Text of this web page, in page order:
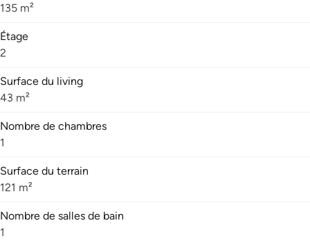
135 m²
Étage
2
Surface du living
43 m²
Nombre de chambres
1
Surface du terrain
121 m²
Nombre de salles de bain
1